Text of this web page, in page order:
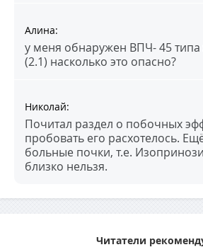
Алина:
у меня обнаружен ВПЧ- 45 типа
(2.1) насколько это опасно?
Николай:
Почитал раздел о побочных
пробовать его расхотелось.
больные почки, т.е.
близко нельзя.
Читатели